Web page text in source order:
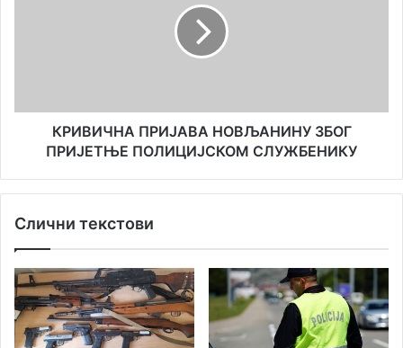
КРИВИЧНА ПРИЈАВА НОВЉАНИНУ ЗБОГ
ПРИЈЕТЊЕ ПОЛИЦИЈСКОМ СЛУЖБЕНИКУ
Слични текстови